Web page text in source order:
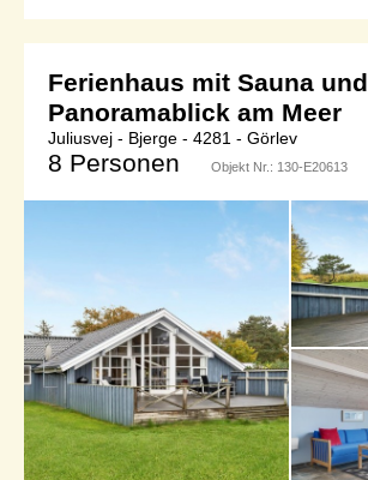
Ferienhaus mit Sauna und
Panoramablick am Meer
Juliusvej - Bjerge - 4281 - Görlev
8 Personen Objekt Nr.: 130-E20613